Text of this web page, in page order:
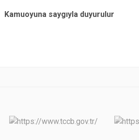
Kamuoyuna saygıyla duyurulur